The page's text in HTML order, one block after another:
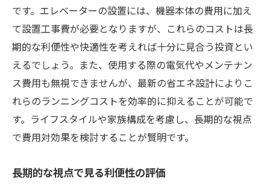
です。エレベーターの設置には、機器本体の費用に加え
て設置工事費が必要となりますが、これらのコストは長
期的な利便性や快適性を考えれば十分に見合う投資とい
えるでしょう。また、使用する際の電気代やメンテナン
ス費用も無視できませんが、最新の省エネ設計によりこ
れらのランニングコストを効率的に抑えることが可能で
す。ライフスタイルや家族構成を考慮し、長期的な視点
で費用対効果を検討することが賢明です。
長期的な視点で見る利便性の評価